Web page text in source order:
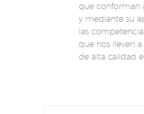
que conforman
y mediante su
las
que nos lleven
de alta calidad